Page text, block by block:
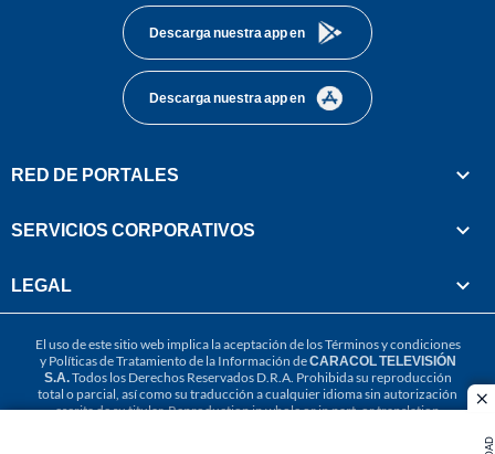
Descarga nuestra app en
Descarga nuestra app en
RED DE PORTALES
SERVICIOS CORPORATIVOS
LEGAL
El uso de este sitio web implica la aceptación de losTérminos y condiciones
y Políticas de Tratamiento de la Información deCARACOL TELEVISIÓN
S.A.Todos los Derechos Reservados D.R.A. Prohibida su reproducción
total o parcial, así como su traducción a cualquier idioma sin autorización
escrita de su titular. Reproduction in whole or in part, or translation